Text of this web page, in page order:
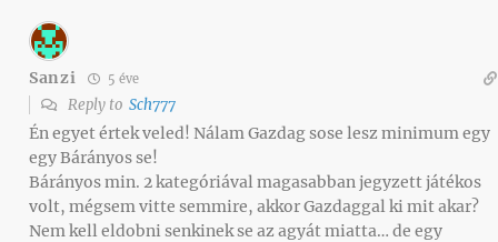
Sanzi 5 éve
Reply to Sch777
Én egyet értek veled! Nálam Gazdag sose lesz minimum egy
egy Bárányos se!
Bárányos min. 2 kategóriával magasabban jegyzett játékos
volt, mégsem vitte semmire, akkor Gazdaggal ki mit akar?
Nem kell eldobni senkinek se az agyát miatta… de egy